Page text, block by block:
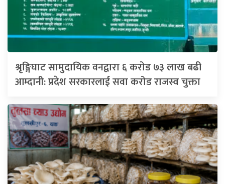
श्रृङ्गिघाट सामुदायिक वनद्वारा ६ करोड ७३ लाख बढी
आम्दानी: प्रदेश सरकारलाई सवा करोड राजस्व चुक्ता